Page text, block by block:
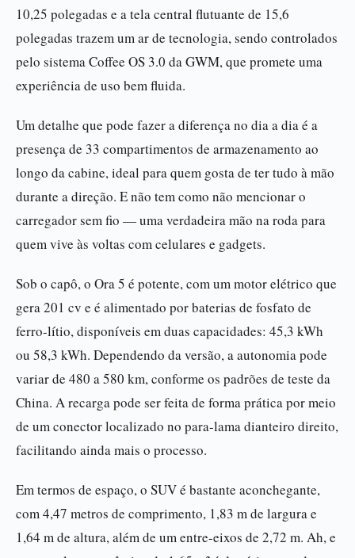
10,25 polegadas e a tela central flutuante de 15,6
polegadas trazem um ar de tecnologia, sendo controlados
pelo sistema Coffee OS 3.0 da GWM, que promete uma
experiência de uso bem fluida.
Um detalhe que pode fazer a diferença no dia a dia é a
presença de 33 compartimentos de armazenamento ao
longo da cabine, ideal para quem gosta de ter tudo à mão
durante a direção. E não tem como não mencionar o
carregador sem fio — uma verdadeira mão na roda para
quem vive às voltas com celulares e gadgets.
Sob o capô, o Ora 5 é potente, com um motor elétrico que
gera 201 cv e é alimentado por baterias de fosfato de
ferro-lítio, disponíveis em duas capacidades: 45,3 kWh
ou 58,3 kWh. Dependendo da versão, a autonomia pode
variar de 480 a 580 km, conforme os padrões de teste da
China. A recarga pode ser feita de forma prática por meio
de um conector localizado no para-lama dianteiro direito,
facilitando ainda mais o processo.
Em termos de espaço, o SUV é bastante aconchegante,
com 4,47 metros de comprimento, 1,83 m de largura e
1,64 m de altura, além de um entre-eixos de 2,72 m. Ah, e